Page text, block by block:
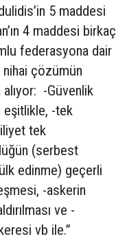
5 maddesi
4 maddesi birkaç
federasyona dair
nihai çözümün
alıyor: -Güvenlik
eşitlikle, -tek
tek
(serbest
edinme) geçerli
-askerin
ve -
vb ile.”